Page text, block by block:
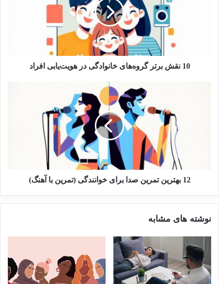
10 نقش برتر گروه‌های خانوادگی در هویت‌یابی افراد
12 بهترین تمرین صدا برای خوانندگی (تمرین با آهنگ)
نوشته های مشابه